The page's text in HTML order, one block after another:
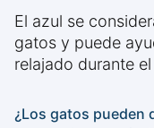
El azul se
gatos y puede
relajado durante
¿Los gatos pueden